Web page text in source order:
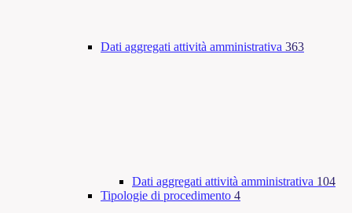
Dati aggregati attività amministrativa 363
Dati aggregati attività amministrativa 104
Tipologie di procedimento 4